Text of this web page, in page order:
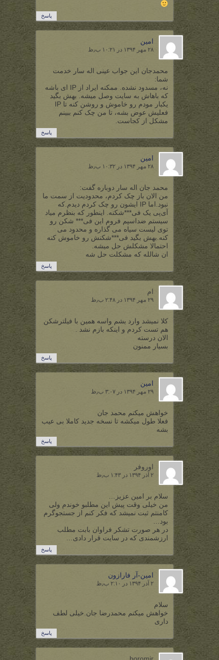
پاسخ
امین
۲۸ مهر ۱۳۹۴ در ۱۰:۲۱ ب٫ظ
محمدجان این جواب عینی اله سار خدمت
شما:
نه، مسدود نشده. ممکنه ایراد از IP ای باشه
که باهاش به سایت وصل میشه. بهش بگید
یکبار مودم رو خاموش و روشن کنه تا IP
فعلیش عوض بشه، تا من چک کنم ببینم
مشکل از کجاست.
پاسخ
امین
۲۸ مهر ۱۳۹۴ در ۱۰:۳۲ ب٫ظ
محمد جان اله سار دوباره گفت:
من الان باز چک کردم، محدودیت از سمت ما
نبود.اما IP ایشون رو چک کردم دیدم.که
آی‌پی یک فی***شکنه. اینطور که بنظرم میاد
سیستم ضداسپم فروم این فی*** شکن رو
توی لیست سیاه می گذاره و محدود می
کنه.بهش بگید فی***شکنش رو خاموش کنه
احتمالا مشکلش حل میشه.
ان شالله که مشکلت حل شه
پاسخ
ام
۲۹ مهر ۱۳۹۴ در ۲:۴۸ ب٫ظ
کلا نمیشد وارد بشم واسه همین با فیلترشکن
هم تست کردم و اینکه بازم نشد .
الان درسته
بسیار ممنون
پاسخ
امین
۲۹ مهر ۱۳۹۴ در ۳:۰۷ ب٫ظ
خواهش میکنم محمد جان
فعلا طول میکشه تا نسخه جدید کاملا بی عیب
بشه
پاسخ
اوروفر
۲ آذر ۱۳۹۴ در ۱:۴۳ ب٫ظ
سلام بر امین عزیز…
من خیلی وقت پیش این مطلبو خوندم ولی
کامنتم ثبت نمیشد که فکر کنم از جستجوگرم
بود…
در هر صورت تشکر فراوان بابت مطلب
ارزشمندی که در سایت قرار دادی…
پاسخ
امین-آر فارازون
۲ آذر ۱۳۹۴ در ۲:۱۰ ب٫ظ
سلام
خواهش میکنم محمدرضا جان.خیلی لطف
داری
پاسخ
boromir